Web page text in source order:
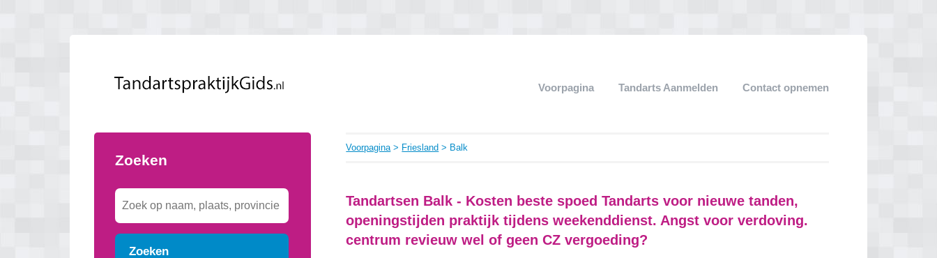
Voorpagina Tandarts Aanmelden Contact opnemen
Zoeken
Zoeken
Voorpagina> Friesland > Balk
Tandartsen Balk - Kosten beste spoed Tandarts voor nieuwe tanden,
openingstijden praktijk tijdens weekenddienst. Angst voor verdoving.
centrum revieuw wel of geen CZ vergoeding?